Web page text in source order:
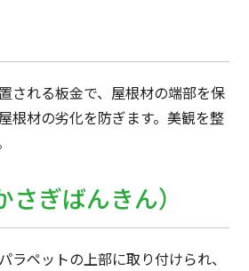
される板金で、屋根材の端部を保
根材の劣化を防ぎます。美観を整
ぎばんきん）
ラペットの上部に取り付けられ、